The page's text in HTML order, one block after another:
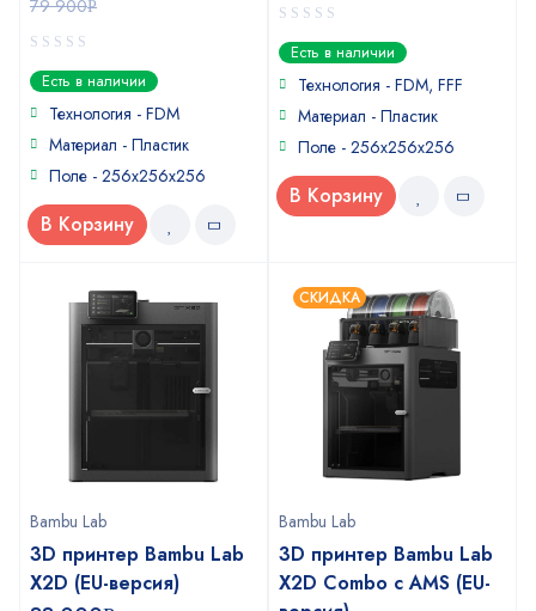
79 900Р
0
out
of
Есть в наличии
Технология - FDM
Материал - Пластик
Поле - 256х256х256
В Корзину
0
out
of
Есть в наличии
Технология - FDM, FFF
Материал - Пластик
Поле - 256х256х256
В Корзину
Bambu Lab
3D принтер Bambu Lab
X2D (EU-версия)
СКИДКА
Bambu Lab
3D принтер Bambu Lab
X2D Combo с AMS (EU-